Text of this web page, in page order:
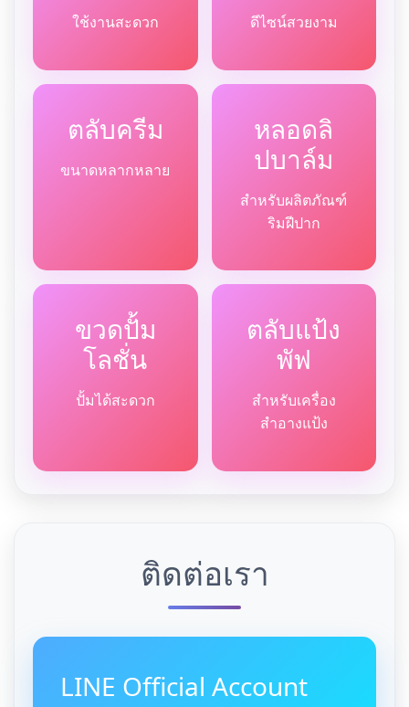
ใช้งานสะดวก ดีไซน์สวยงาม
ตลับครีม
ขนาดหลากหลาย
หลอดลิ
ปบาล์ม
สำหรับผลิตภัณฑ์
ริมฝีปาก
ขวดปั้ม
โลชั่น
ปั้มได้สะดวก
ตลับแป้ง
พัฟ
สำหรับเครื่อง
สำอางแป้ง
ติดต่อเรา
LINE Official Account